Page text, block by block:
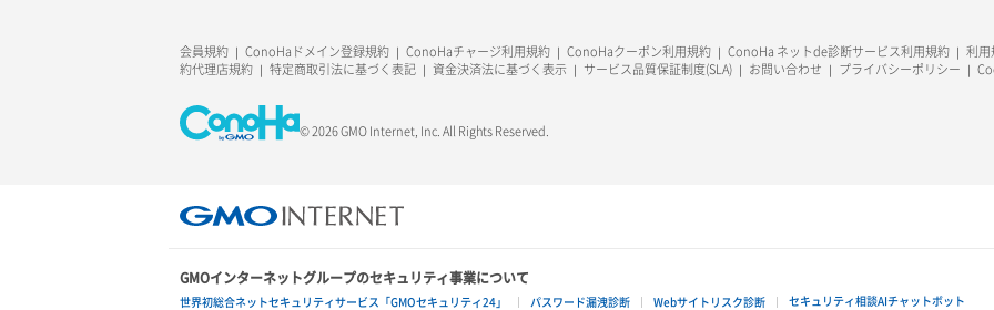
会員規約 ConoHaドメイン登録規約 ConoHaチャージ利用規約 ConoHaクーポン利用規約 ConoHa ネットde診断サービス利用規約 利用
約代理店規約
特定商取引法に基づく表記 資金決済法に基づく表示 サービス品質保証制度(SLA) お問い合わせ プライバシーポリシー
© 2026 GMO Internet, Inc. All Rights Reserved.
GMOインターネットグループのセキュリティ事業について
世界初総合ネットセキュリティサービス「GMOセキュリティ24」 パスワード漏洩診断 Webサイトリスク診断 セキュリティ相談AIチャットボット